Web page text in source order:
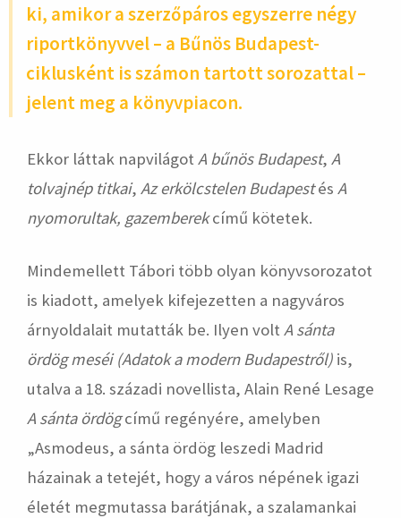
ki, amikor a szerzőpáros egyszerre négy
riportkönyvvel – a Bűnös Budapest-
ciklusként is számon tartott sorozattal –
jelent meg a könyvpiacon.
Ekkor láttak napvilágot A bűnös Budapest, A
tolvajnép titkai, Az erkölcstelen Budapestés A
nyomorultak, gazemberekcímű kötetek.
Mindemellett Tábori több olyan könyvsorozatot
is kiadott, amelyek kifejezetten a nagyváros
árnyoldalait mutatták be. Ilyen volt A sánta
ördög meséi (Adatok a modern Budapestről) is,
utalva a 18. századi novellista, Alain René Lesage
A sánta ördögcímű regényére, amelyben
„Asmodeus, a sánta ördög leszedi Madrid
házainak a tetejét, hogy a város népének igazi
életét megmutassa barátjának, a szalamankai